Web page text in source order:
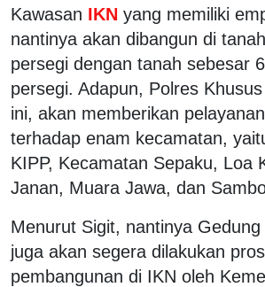
Kawasan IKN yang memiliki
nantinya akan dibangun di
persegi dengan tanah sebesar
persegi. Adapun, Polres
ini, akan memberikan
terhadap enam kecamatan,
KIPP, Kecamatan Sepaku, Loa
Janan, Muara Jawa, dan
Menurut Sigit, nantinya
juga akan segera dilakukan
pembangunan di IKN oleh